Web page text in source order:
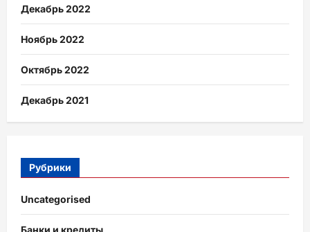
Декабрь 2022
Ноябрь 2022
Октябрь 2022
Декабрь 2021
Рубрики
Uncategorised
Банки и кредиты